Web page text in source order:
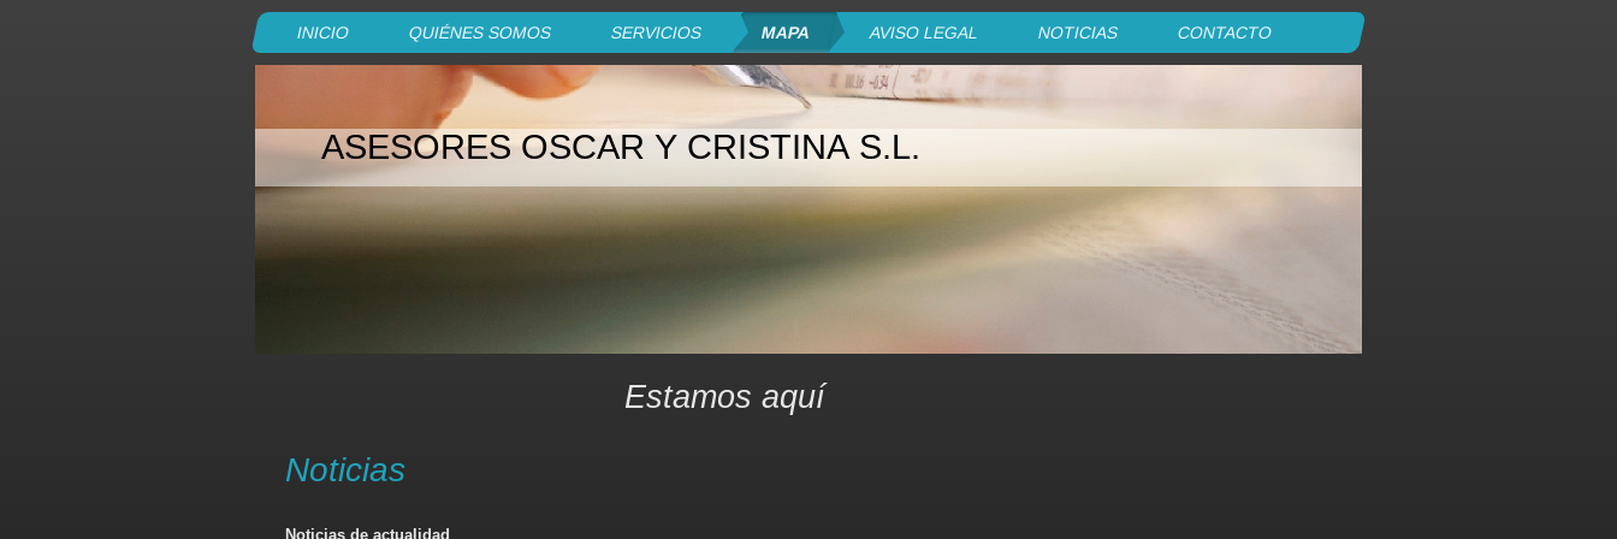
INICIO QUIÉNES SOMOS SERVICIOS MAPA AVISO LEGAL NOTICIAS CONTACTO
ASESORES OSCAR Y CRISTINA S.L.
Estamos aquí
Noticias
Noticias de actualidad